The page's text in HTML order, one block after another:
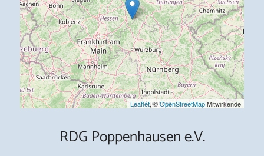
Leaflet, ©OpenStreetMapMitwirkende
RDG Poppenhausen e.V.